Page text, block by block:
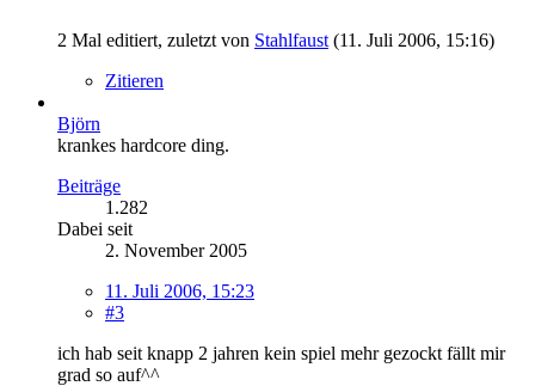
2 Mal editiert, zuletzt von Stahlfaust (11. Juli 2006, 15:16)
Zitieren
Björn
krankes hardcore ding.
Beiträge
1.282
Dabei seit
2. November 2005
11. Juli 2006, 15:23
#3
ich hab seit knapp 2 jahren kein spiel mehr gezockt fällt mir
grad so auf^^